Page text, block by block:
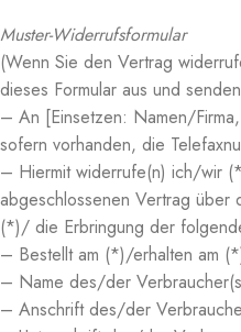
Muster-Widerrufsformular
(Wenn Sie den Vertrag
dieses Formular aus und
– An [Einsetzen: Namen/
sofern vorhanden, die
– Hiermit widerrufe(n) ich/wir
abgeschlossenen Vertrag
(*)/ die Erbringung der
– Bestellt am (*)/erhalten am
– Name des/der
– Anschrift des/der